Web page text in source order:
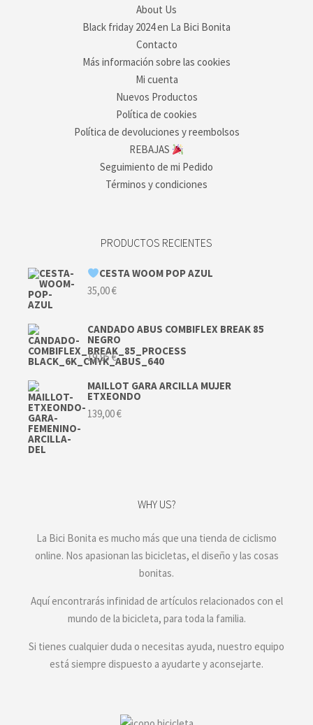
About Us
Black friday 2024 en La Bici Bonita
Contacto
Más información sobre las cookies
Mi cuenta
Nuevos Productos
Política de cookies
Política de devoluciones y reembolsos
REBAJAS
Seguimiento de mi Pedido
Términos y condiciones
PRODUCTOS RECIENTES
CESTA WOOM POP AZUL
35,00€
CANDADO ABUS COMBIFLEX BREAK 85
NEGRO
19,95€
MAILLOT GARA ARCILLA MUJER
ETXEONDO
139,00€
WHY US?
La Bici Bonita es mucho más que una tienda de ciclismo
online. Nos apasionan las bicicletas, el diseño y las cosas
bonitas.
Aquí encontrarás infinidad de artículos relacionados con el
mundo de la bicicleta, para toda la familia.
Si tienes cualquier duda o necesitas ayuda, nuestro equipo
está siempre dispuesto a ayudarte y aconsejarte.